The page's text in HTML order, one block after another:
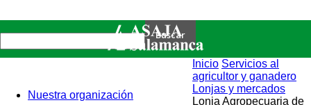
Nuestra organización
Inicio Servicios al
agricultor y ganadero
Lonjas y mercados
Lonja Agropecuaria de